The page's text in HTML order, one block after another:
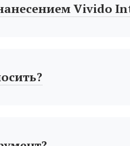
Vivido